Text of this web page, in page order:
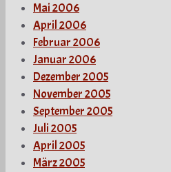
Mai 2006
April 2006
Februar 2006
Januar 2006
Dezember 2005
November 2005
September 2005
Juli 2005
April 2005
März 2005